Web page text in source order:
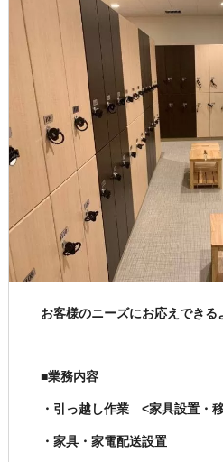
お客様のニーズにお応えできる
■業務内容
・引っ越し作業 <家具設置・
・家具・家電配送設置